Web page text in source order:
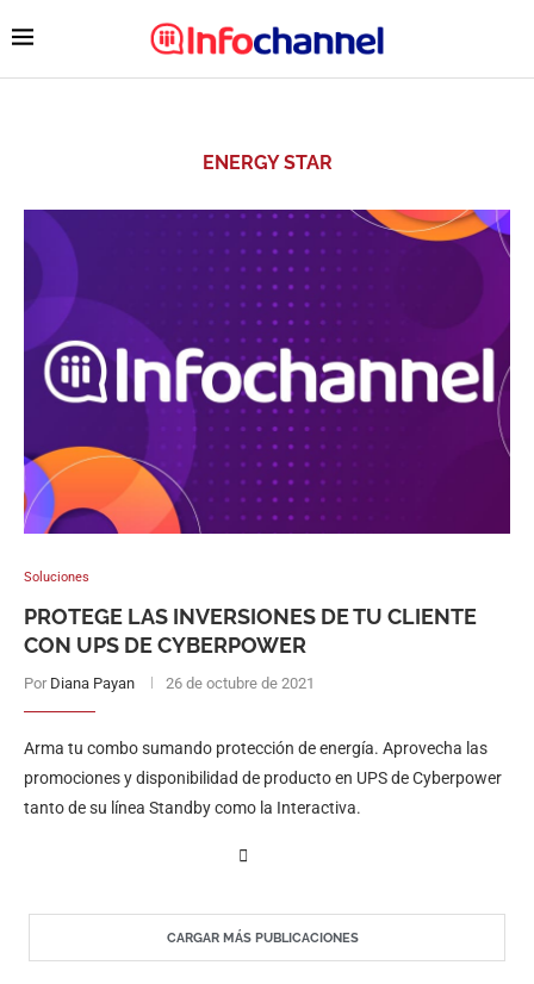
ENERGY STAR
Soluciones
PROTEGE LAS INVERSIONES DE TU CLIENTE
CON UPS DE CYBERPOWER
Por Diana Payan 26 de octubre de 2021
Arma tu combo sumando protección de energía. Aprovecha las
promociones y disponibilidad de producto en UPS de Cyberpower
tanto de su línea Standby como la Interactiva.
CARGAR MÁS PUBLICACIONES